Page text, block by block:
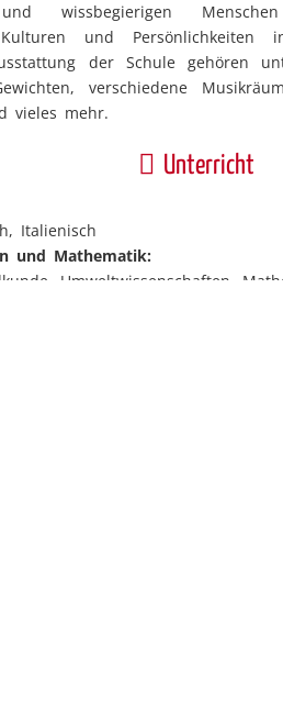
und wissbegierigen
Kulturen und
der Schule gehören
verschiedene
vieles mehr.
Unterricht
Italienisch
und Mathematik:
Umweltwissenschaften,